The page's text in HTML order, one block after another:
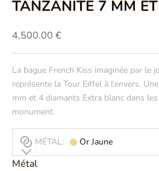
TANZANITE 7 MM
Prix de vente
4,500.00 €
La bague French Kiss imaginée par le
représente la Tour Eiffel à l'envers.
mm et 4 diamants Extra blanc dans
monument.
MÉTAL: Or Jaune
Métal